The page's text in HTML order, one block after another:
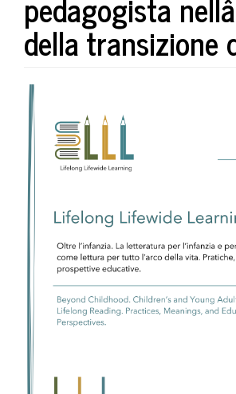
della transizione